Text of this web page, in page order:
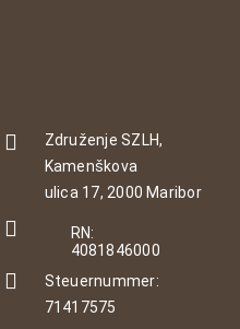
Združenje SZLH,
Kamenškova
ulica 17, 2000 Maribor
RN:
4081846000
Steuernummer:
71417575